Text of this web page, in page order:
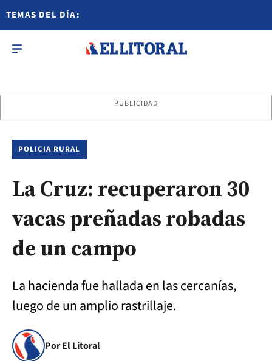
TEMAS DEL DÍA:
PUBLICIDAD
POLICIA RURAL
La Cruz: recuperaron 30
vacas preñadas robadas
de un campo
La hacienda fue hallada en las cercanías,
luego de un amplio rastrillaje.
Por El Litoral